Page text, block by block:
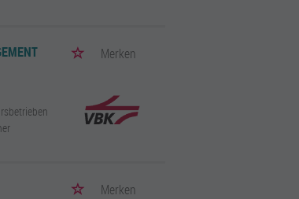
Merken
Merken